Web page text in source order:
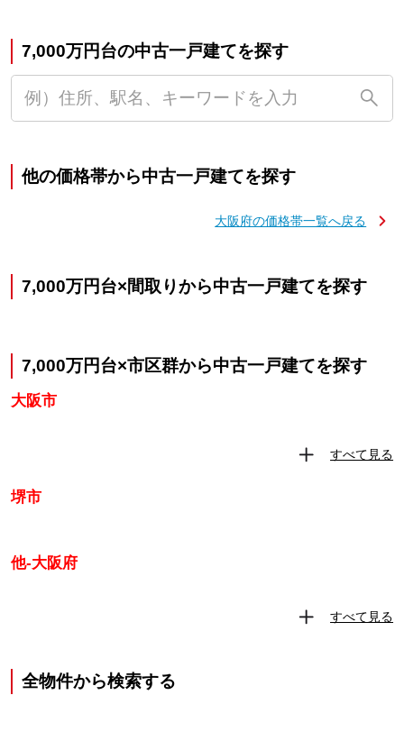
7,000万円台の中古一戸建てを探す
他の価格帯から中古一戸建てを探す
大阪府の価格帯一覧へ戻る
7,000万円台×間取りから中古一戸建てを探す
7,000万円台×市区群から中古一戸建てを探す
大阪市
すべて見る
堺市
他-大阪府
すべて見る
全物件から検索する